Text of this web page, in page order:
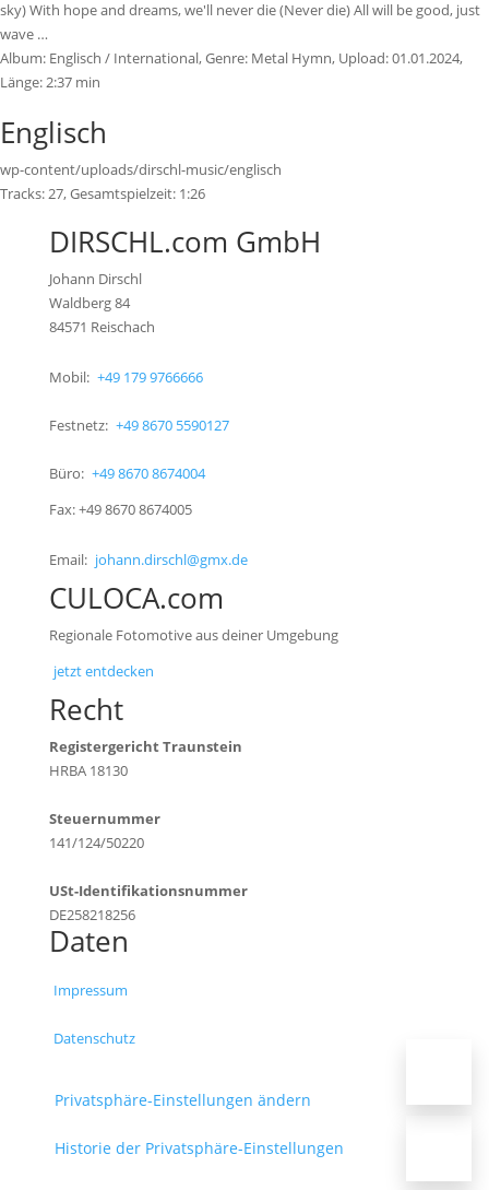
sky) With hope and dreams, we'll never die (Never die) All will be good, just
wave …
Album: Englisch / International, Genre: Metal Hymn, Upload:01.01.2024,
Länge:2:37 min
Englisch
wp-content/uploads/dirschl-music/englisch
Tracks:27, Gesamtspielzeit: 1:26
DIRSCHL.com GmbH
Johann Dirschl
Waldberg 84
84571 Reischach
Mobil: +49 179 9766666
Festnetz: +49 8670 5590127
Büro: +49 8670 8674004
Fax: +49 8670 8674005
Email: johann.dirschl@gmx.de
CULOCA.com
Regionale Fotomotive aus deiner Umgebung
jetzt entdecken
Recht
Registergericht Traunstein
HRBA 18130
Steuernummer
141/124/50220
USt-Identifikationsnummer
DE258218256
Daten
Impressum
Datenschutz
Privatsphäre-Einstellungen ändern
Historie der Privatsphäre-Einstellungen